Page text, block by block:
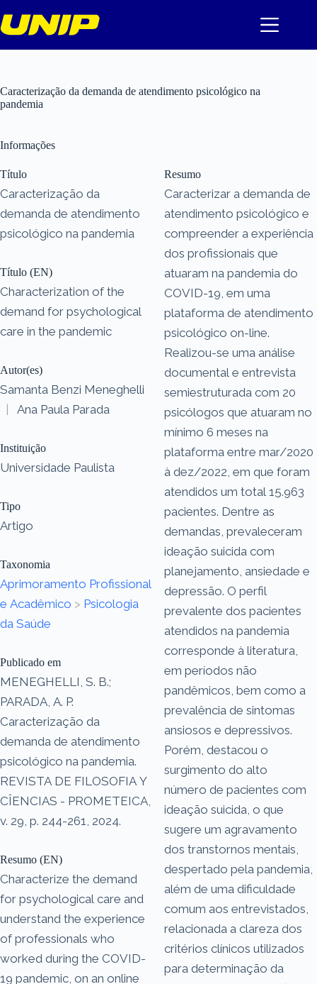
para
o
Caracterização da demanda de atendimento psicológico na
pandemia
Informações
Título
Caracterização da
demanda de atendimento
psicológico na pandemia
Título (EN)
Characterization of the
demand for psychological
care in the pandemic
Autor(es)
Samanta Benzi Meneghelli
|
Ana Paula Parada
Instituição
Universidade Paulista
Tipo
Artigo
Taxonomia
Aprimoramento Profissional
e Acadêmico > Psicologia
da Saúde
Publicado em
MENEGHELLI, S. B.;
PARADA, A. P.
Caracterização da
demanda de atendimento
psicológico na pandemia.
REVISTA DE FILOSOFIA Y
CÎENCIAS - PROMETEICA,
v. 29, p. 244-261, 2024.
Resumo (EN)
Characterize the demand
for psychological care and
understand the experience
of professionals who
worked during the COVID-
19 pandemic, on an online
Resumo
Caracterizar a demanda de
atendimento psicológico e
compreender a experiência
dos profissionais que
atuaram na pandemia do
COVID-19, em uma
plataforma de atendimento
psicológico on-line.
Realizou-se uma análise
documental e entrevista
semiestruturada com 20
psicólogos que atuaram no
mínimo 6 meses na
plataforma entre mar/2020
à dez/2022, em que foram
atendidos um total 15.963
pacientes. Dentre as
demandas, prevaleceram
ideação suicida com
planejamento, ansiedade e
depressão. O perfil
prevalente dos pacientes
atendidos na pandemia
corresponde à literatura,
em períodos não
pandêmicos, bem como a
prevalência de sintomas
ansiosos e depressivos.
Porém, destacou o
surgimento do alto
número de pacientes com
ideação suicida, o que
sugere um agravamento
dos transtornos mentais,
despertado pela pandemia,
além de uma dificuldade
comum aos entrevistados,
relacionada a clareza dos
critérios clínicos utilizados
para determinação da